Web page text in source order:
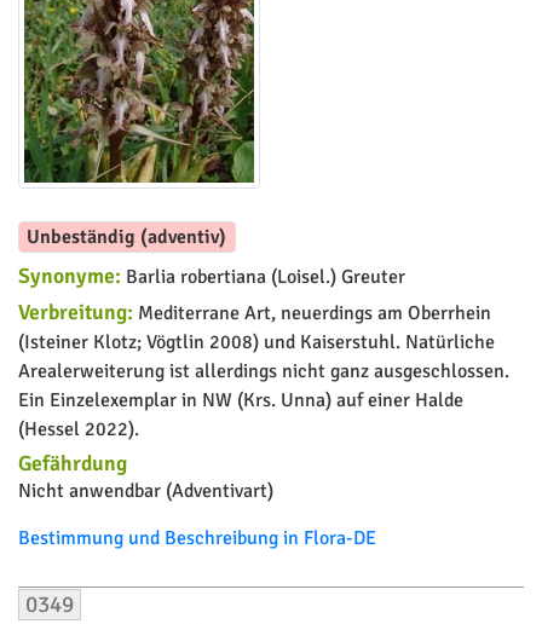
Unbeständig (adventiv)
Synonyme: Barlia robertiana (Loisel.) Greuter
Verbreitung: Mediterrane Art, neuerdings am Oberrhein
(Isteiner Klotz; Vögtlin 2008) und Kaiserstuhl. Natürliche
Arealerweiterung ist allerdings nicht ganz ausgeschlossen.
Ein Einzelexemplar in NW (Krs. Unna) auf einer Halde
(Hessel 2022).
Gefährdung
Nicht anwendbar (Adventivart)
Bestimmung und Beschreibung in Flora-DE
0349